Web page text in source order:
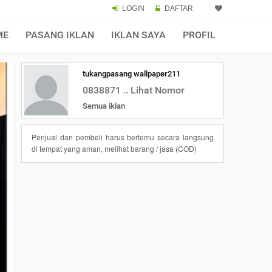
LOGIN DAFTAR
PASANG IKLAN IKLAN SAYA PROFIL
tukangpasang wallpaper211
0838871 .. Lihat Nomor
Semua iklan
Penjual dan pembeli harus bertemu secara langsung
di tempat yang aman, melihat barang / jasa (COD)